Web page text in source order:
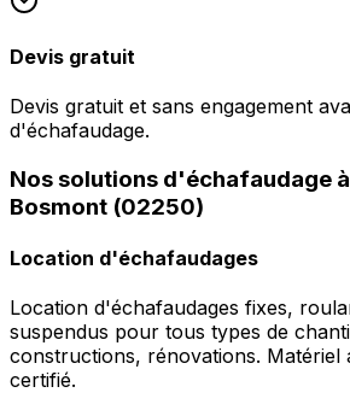
Devis gratuit
Devis gratuit et sans engagement
d'échafaudage.
Nos solutions d'échafaudage
Bosmont (02250)
Location d'échafaudages
Location d'échafaudages fixes,
suspendus pour tous types de
constructions, rénovations. Matériel
certifié.